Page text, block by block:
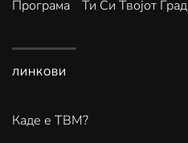
Програма Ти Си Твојот Град
ЛИНКОВИ
Каде е ТВМ?